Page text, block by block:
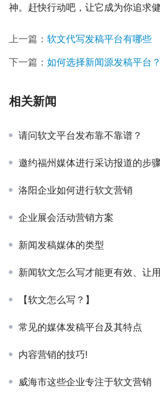
神。赶快行动吧，让它成为你追求
上一篇： 软文代写发稿平台有哪些
下一篇： 如何选择新闻源发稿平台？
相关新闻
请问软文平台发布靠不靠谱？
邀约福州媒体进行采访报道的步
洛阳企业如何进行软文营销
企业展会活动营销方案
新闻发稿媒体的类型
新闻软文怎么写才能更有效、让
【软文怎么写？】
常见的媒体发稿平台及其特点
内容营销的技巧!
威海市这些企业专注于软文营销